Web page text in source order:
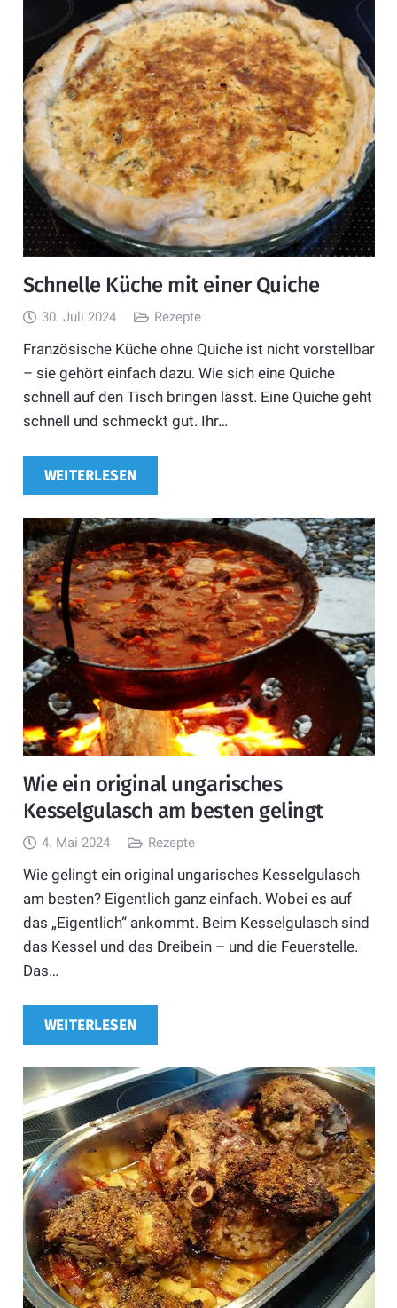
Schnelle Küche mit einer Quiche
30. Juli 2024 Rezepte
Französische Küche ohne Quiche ist nicht vorstellbar
– sie gehört einfach dazu. Wie sich eine Quiche
schnell auf den Tisch bringen lässt. Eine Quiche geht
schnell und schmeckt gut. Ihr…
WEITERLESEN
Wie ein original ungarisches
Kesselgulasch am besten gelingt
4. Mai 2024 Rezepte
Wie gelingt ein original ungarisches Kesselgulasch
am besten? Eigentlich ganz einfach. Wobei es auf
das „Eigentlich“ ankommt. Beim Kesselgulasch sind
das Kessel und das Dreibein – und die Feuerstelle.
Das…
WEITERLESEN